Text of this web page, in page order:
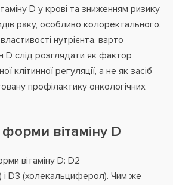
D у крові та зниженням ризику
раку, особливо колоректального.
нутрієнта, варто
D слід розглядати як фактор
клітинної регуляції, а не як засіб
профілактику онкологічних
вітаміну D
вітаміну D: D2
D3 (холекальциферол). Чим же